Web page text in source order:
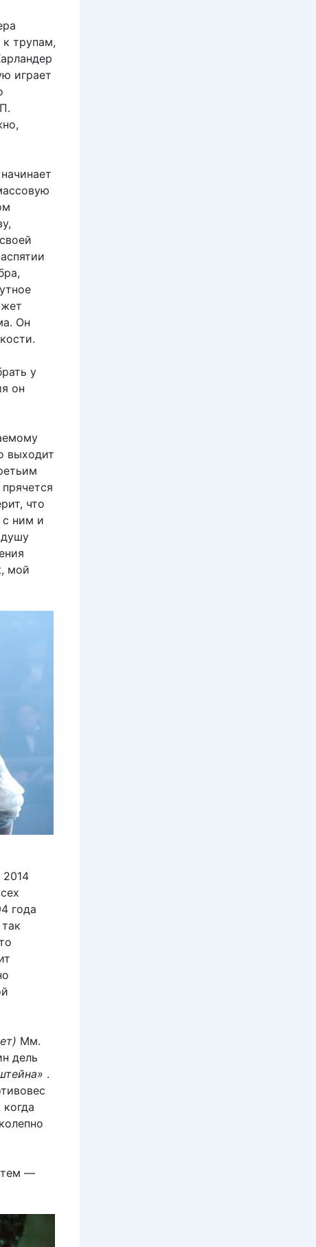
трупам,
играет
Он
у
он
выходит
что
с ним и
мой
2014
года
Мм.
дель
.
—